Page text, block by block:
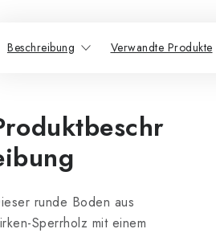
Beschreibung Verwandte Produkte
runde Boden aus
Sperrholz mit einem